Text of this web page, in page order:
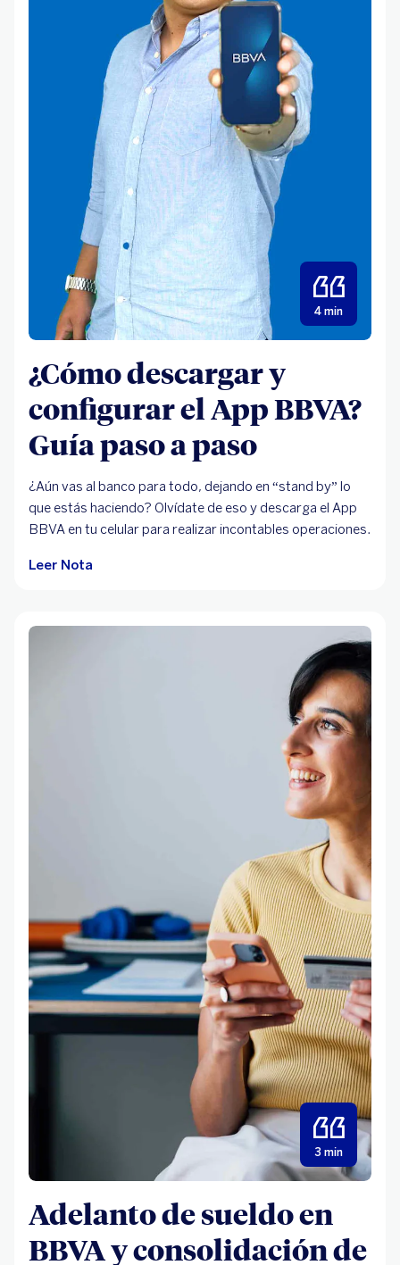
4 min
¿Cómo descargar y
configurar el App BBVA?
Guía paso a paso
¿Aún vas al banco para todo, dejando en “stand by” lo
que estás haciendo? Olvídate de eso y descarga el App
BBVA en tu celular para realizar incontables operaciones.
Leer Nota
3 min
Adelanto de sueldo en
BBVA y consolidación de